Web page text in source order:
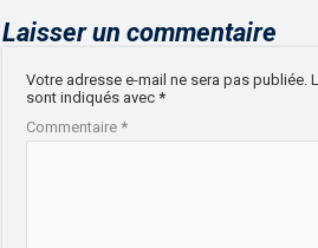
Laisser un commentaire
Votre adresse e-mail ne sera pas publiée.
sont indiqués avec*
Commentaire*